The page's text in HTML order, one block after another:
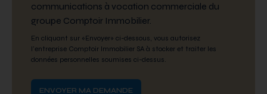
communications à vocation commerciale du
groupe Comptoir Immobilier.
En cliquant sur «Envoyer» ci-dessous, vous autorisez
l'entreprise Comptoir Immobilier SA à stocker et traiter les
données personnelles soumises ci-dessus.